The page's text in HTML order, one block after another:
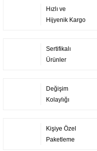
Hızlı ve
Hijyenik Kargo
Sertifikalı
Ürünler
Değişim
Kolaylığı
Kişiye Özel
Paketleme